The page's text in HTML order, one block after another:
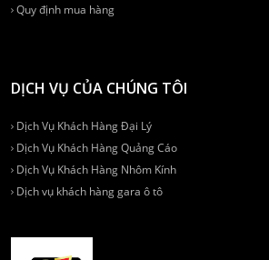
Quy định mua hàng
DỊCH VỤ CỦA CHÚNG TÔI
Dịch Vụ Khách Hàng Đại Lý
Dịch Vụ Khách Hàng Quảng Cáo
Dịch Vụ Khách Hàng Nhôm Kính
Dịch vụ khách hàng gara ô tô